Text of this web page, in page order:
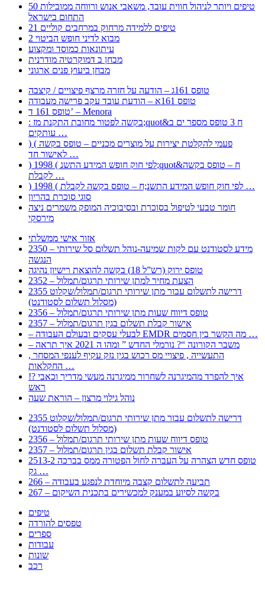
50 טיפים ויותר לניהול חווית עובד, משאבי אנוש ורווחה ממובילות
התחום בישראל
21 טיפים ללמידה מרחוק במרחבים קוליים
מבוא לדיני חופש הביטוי 2
עיתונאות כמוסד ומקצוע
מבחן ב דמוקרטיה מודרנית
מבחן ביעוץ פנים ארגוני
טופס 161ג – הודעה על חזרה מרצף פיצויים / קיצבה
טופס 161א – הודעת עובד עקב פרישה מעבודה
טופס 161 ד’ – Menora
: בקשה לפטור מחובת התקנת מז;quot&ח 3 טופס מספר ים ב
עותקים …
) ( פעמי להקלטת יצירות על מוצרים מכניים – טופס בקשה
לאישור חד …
) 1998 ( לפי חוק חופש המידע התשנ;quot&ח – טופס בקשה
לקבלת …
) 1998 ( לפי חוק חופש המידע התשנ;ח – טופס בקשה לקבלת …
סוגי סוכרת בהריון
חומר טבעי לטיפול בסוכרת ובסיבוכיה המופק משמרים ניצה
מירסקי
אזור אישי ממשלתי
2350 – מידע לסטודנט עם לקות שמיעה-נוהל תשלום סל שירותי
הנגשה
טופס ירוק (רש”ל 18) בקשה להוצאת רישיון נהיגה
2352 – הצעת מחיר למתן שירותי תרגום/תמלול
2355 דרישה לתשלום עבור מתן שירותי תרגום/תמלול/שקלוט
(מסלול תשלום לסטודנט)
2356 – טופס דיווח שעות מתן שירותי תרגום/תמלול
2357 – אישור קבלת תשלום בגין תרגום/תמלול
– לבעלי עסקים ובעולם העבודה EMDR מה הקשר בין חסמים …
– משבר הקורונה “? נורמלי החדש ” ומהו ה 2021 איך תראה
, התעשייה , פיצויי מס רכוש בגין נזק עקיף לענפי המסחר
החקלאות …
!? איך להפרד מהמיגרנה לשחרור ממיגרנה מעשי מדריך וכאבי
ראש
נוהל גילוי מרצון – הוראת שעה
2355 דרישה לתשלום עבור מתן שירותי תרגום/תמלול/שקלוט
(מסלול תשלום לסטודנט)
2356 – טופס דיווח שעות מתן שירותי תרגום/תמלול
2357 – אישור קבלת תשלום בגין תרגום/תמלול
2513-2 טופס חדש הצהרה על העברה לחול הפטורה ממס בברכה
גק …
266 – תביעה לתשלום קצבה מיוחדת לנפגע בעבודה
267 – בקשה לסיוע במענק למכשירים בתכנית השיקום
טיפים
טפסים להורדה
ספרים
עבודות
שונות
רכב